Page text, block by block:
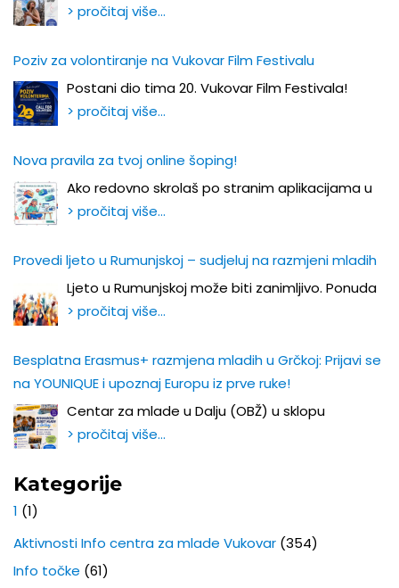
> pročitaj više…
Poziv za volontiranje na Vukovar Film Festivalu
Postani dio tima 20. Vukovar Film Festivala!
> pročitaj više…
Nova pravila za tvoj online šoping!
Ako redovno skrolaš po stranim aplikacijama u
> pročitaj više…
Provedi ljeto u Rumunjskoj – sudjeluj na razmjeni mladih
Ljeto u Rumunjskoj može biti zanimljivo. Ponuda
> pročitaj više…
Besplatna Erasmus+ razmjena mladih u Grčkoj: Prijavi se
na YOUNIQUE i upoznaj Europu iz prve ruke!
Centar za mlade u Dalju (OBŽ) u sklopu
> pročitaj više…
Kategorije
1 (1)
Aktivnosti Info centra za mlade Vukovar (354)
Info točke (61)